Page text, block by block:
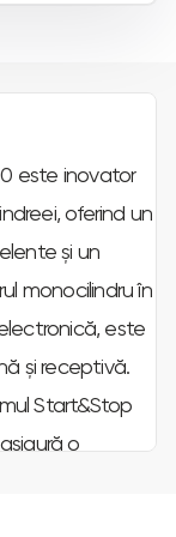
este inovator
oferind un
și un
monocilindru în
este
și receptivă.
Start&Stop
o